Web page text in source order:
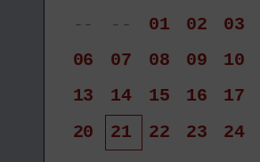
--
-- 01 02 03
06
07 08 09 10
13
14 15 16 17
20
21 22 23 24